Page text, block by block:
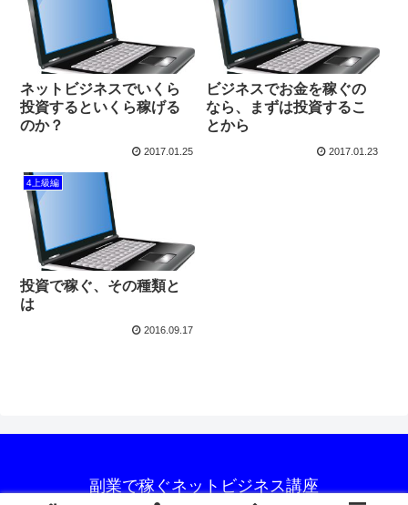
ネットビジネスでいくら
投資するといくら稼げる
のか？
2017.01.25
ビジネスでお金を稼ぐの
なら、まずは投資するこ
とから
2017.01.23
4上級編
投資で稼ぐ、その種類と
は
2016.09.17
副業で稼ぐネットビジネス講座